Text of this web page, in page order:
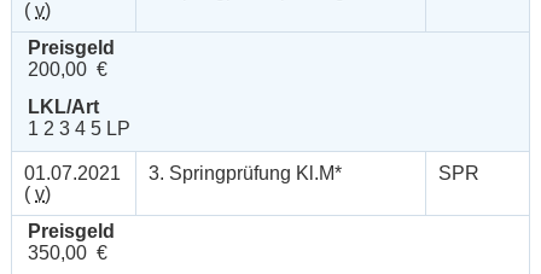
( v)
Preisgeld
200,00 €
LKL/Art
1 2 3 4 5 LP
01.07.2021
( v)
3. Springprüfung Kl.M* SPR
Preisgeld
350,00 €